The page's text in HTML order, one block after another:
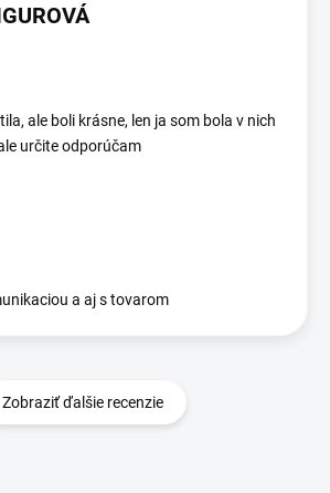
ale boli krásne, len ja som bola v nich
určite odporúčam
a aj s tovarom
Zobraziť ďalšie recenzie